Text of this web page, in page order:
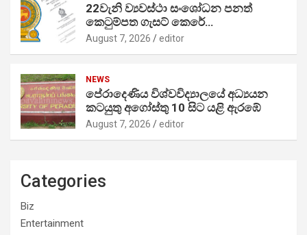
22වැනි ව්‍යවස්ථා සංශෝධන පනත්
කෙටුම්පත ගැසට් කෙරේ…
August 7, 2026 editor
NEWS
පේරාදෙණිය විශ්වවිද්‍යාලයේ අධ්‍යයන
කටයුතු අගෝස්තු 10 සිට යළි ඇරඹේ
August 7, 2026 editor
Categories
Biz
Entertainment